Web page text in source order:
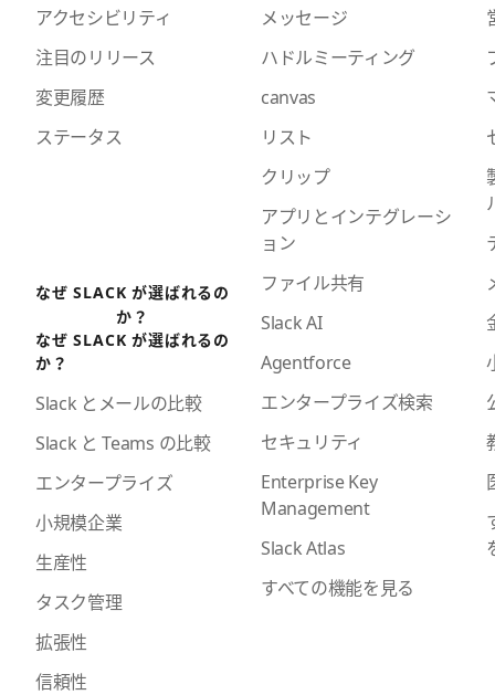
アクセシビリティ
注目のリリース
変更履歴
ステータス
なぜ SLACK が選ばれるの
か？
なぜ SLACK が選ばれるの
か？
Slack とメールの比較
Slack と Teams の比較
エンタープライズ
小規模企業
生産性
タスク管理
拡張性
信頼性
メッセージ
ハドルミーティング
canvas
リスト
クリップ
アプリとインテグレーシ
ョン
ファイル共有
Slack AI
Agentforce
エンタープライズ検索
セキュリティ
Enterprise Key
Management
Slack Atlas
すべての機能を見る